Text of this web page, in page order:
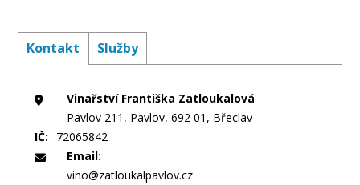
Kontakt Služby
Vinařství Františka Zatloukalová
Pavlov 211, Pavlov, 692 01, Břeclav
IČ:
72065842
Email:
vino@zatloukalpavlov.cz